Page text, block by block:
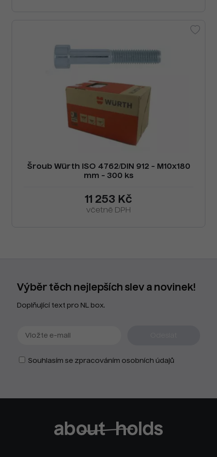
Šroub Würth ISO 4762/DIN 912 - M10x180
mm - 300 ks
11 253 Kč
včetně DPH
Výběr těch nejlepších slev a novinek!
Doplňující text pro NL box.
Souhlasím se zpracováním osobních údajů